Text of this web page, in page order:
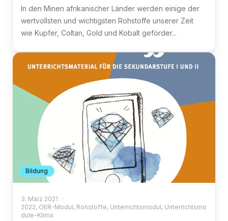
In den Minen afrikanischer Länder werden einige der
wertvollsten und wichtigsten Rohstoffe unserer Zeit
wie Kupfer, Coltan, Gold und Kobalt geförder...
Bildung
3. März 2021
·
2022, OER-Modul, Rohstoffe, Unterrichtsmodul, Unterrichtsmo
dule-Klima